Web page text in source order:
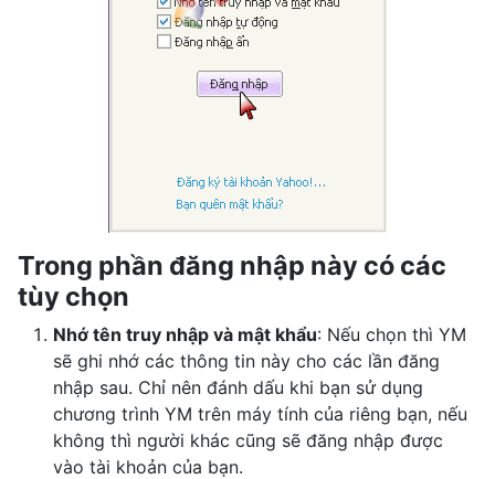
Trong phần đăng nhập này có các
tùy chọn
Nhớ tên truy nhập và mật khẩu: Nếu chọn thì YM
sẽ ghi nhớ các thông tin này cho các lần đăng
nhập sau. Chỉ nên đánh dấu khi bạn sử dụng
chương trình YM trên máy tính của riêng bạn, nếu
không thì người khác cũng sẽ đăng nhập được
vào tài khoản của bạn.